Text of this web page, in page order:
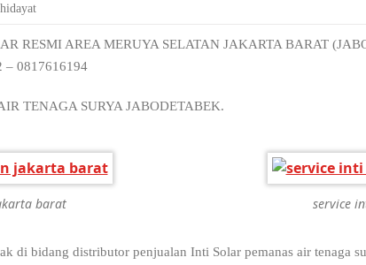
RESMI AREA MERUYA SELATAN JAKARTA BARAT
– 0817616194
TENAGA SURYA JABODETABEK.
barat service
di bidang distributor penjualan Inti Solar pemanas air tenaga